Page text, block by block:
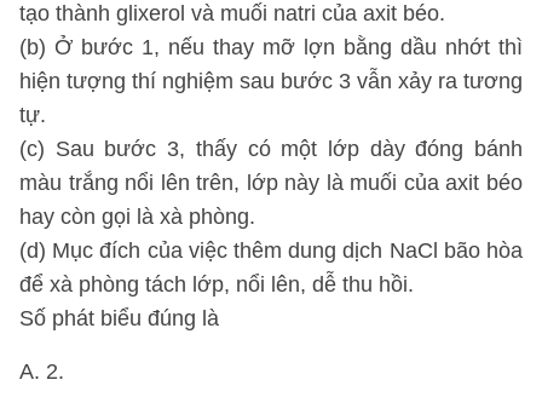
tạo thành glixerol và muối natri của axit béo.
(b) Ở bước 1, nếu thay mỡ lợn bằng dầu nhớt thì
hiện tượng thí nghiệm sau bước 3 vẫn xảy ra tương
tự.
(c) Sau bước 3, thấy có một lớp dày đóng bánh
màu trắng nổi lên trên, lớp này là muối của axit béo
hay còn gọi là xà phòng.
(d) Mục đích của việc thêm dung dịch NaCl bão hòa
để xà phòng tách lớp, nổi lên, dễ thu hồi.
Số phát biểu đúng là
A. 2.